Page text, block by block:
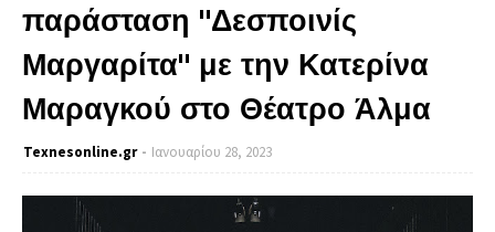
παράσταση "Δεσποινίς
Μαργαρίτα" με την Κατερίνα
Μαραγκού στο Θέατρο Άλμα
Texnesοnline.gr Ιανουαρίου 28, 2023